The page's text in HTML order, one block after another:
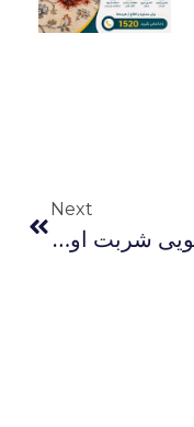
Next
اعلاشویی شربت اوغلی